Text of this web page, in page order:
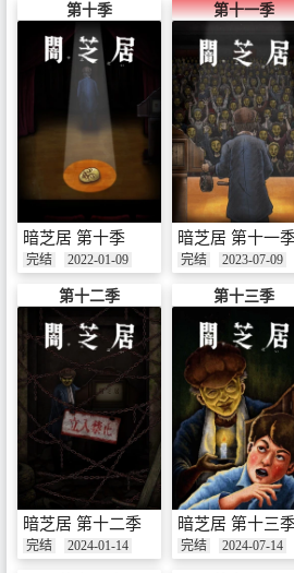
第十季
暗芝居 第十季
完结 2022-01-09
第十一季
暗芝居 第十一
完结 2023-07-09
第十二季
暗芝居 第十二季
完结 2024-01-14
第十三季
暗芝居 第十三
完结 2024-07-14